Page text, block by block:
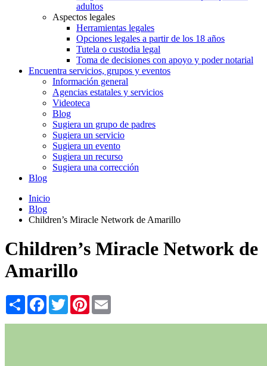
adultos
Aspectos legales
Herramientas legales
Opciones legales a partir de los 18 años
Tutela o custodia legal
Toma de decisiones con apoyo y poder notarial
Encuentra servicios, grupos y eventos
Información general
Agencias estatales y servicios
Videoteca
Blog
Sugiera un grupo de padres
Sugiera un servicio
Sugiera un evento
Sugiera un recurso
Sugiera una corrección
Blog
Inicio
Blog
Children’s Miracle Network de Amarillo
Children’s Miracle Network de
Amarillo
Share Facebook
TwitterPinterest